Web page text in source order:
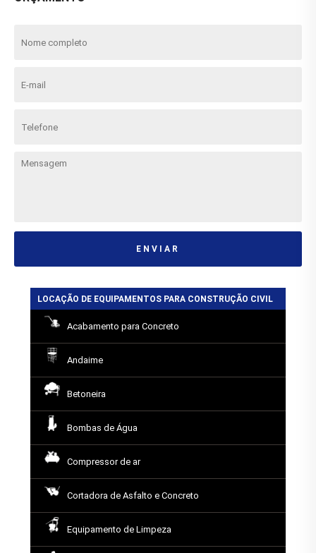
ENVIAR
LOCAÇÃO DE EQUIPAMENTOS PARA CONSTRUÇÃO CIVIL
Acabamento para Concreto
Andaime
Betoneira
Bombas de Água
Compressor de ar
Cortadora de Asfalto e Concreto
Equipamento de Limpeza